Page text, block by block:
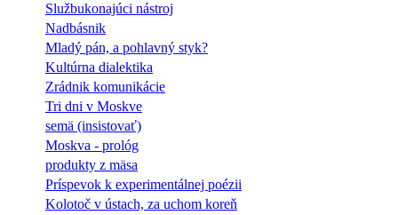
Službukonajúci nástroj
Nadbásnik
Mladý pán, a pohlavný styk?
Kultúrna dialektika
Zrádnik komunikácie
Tri dni v Moskve
semä (insistovať)
Moskva - prológ
produkty z mäsa
Príspevok k experimentálnej poézii
Kolotoč v ústach, za uchom koreň